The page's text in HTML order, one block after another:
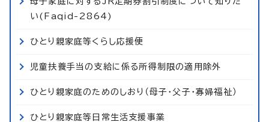
い(Faqid-2864)
ひとり親家庭等くらし応援便
児童扶養手当の支給に係る所得制限の適用除外
ひとり親家庭のためのしおり（母子・父子・寡婦福祉）
ひとり親家庭等日常生活支援事業